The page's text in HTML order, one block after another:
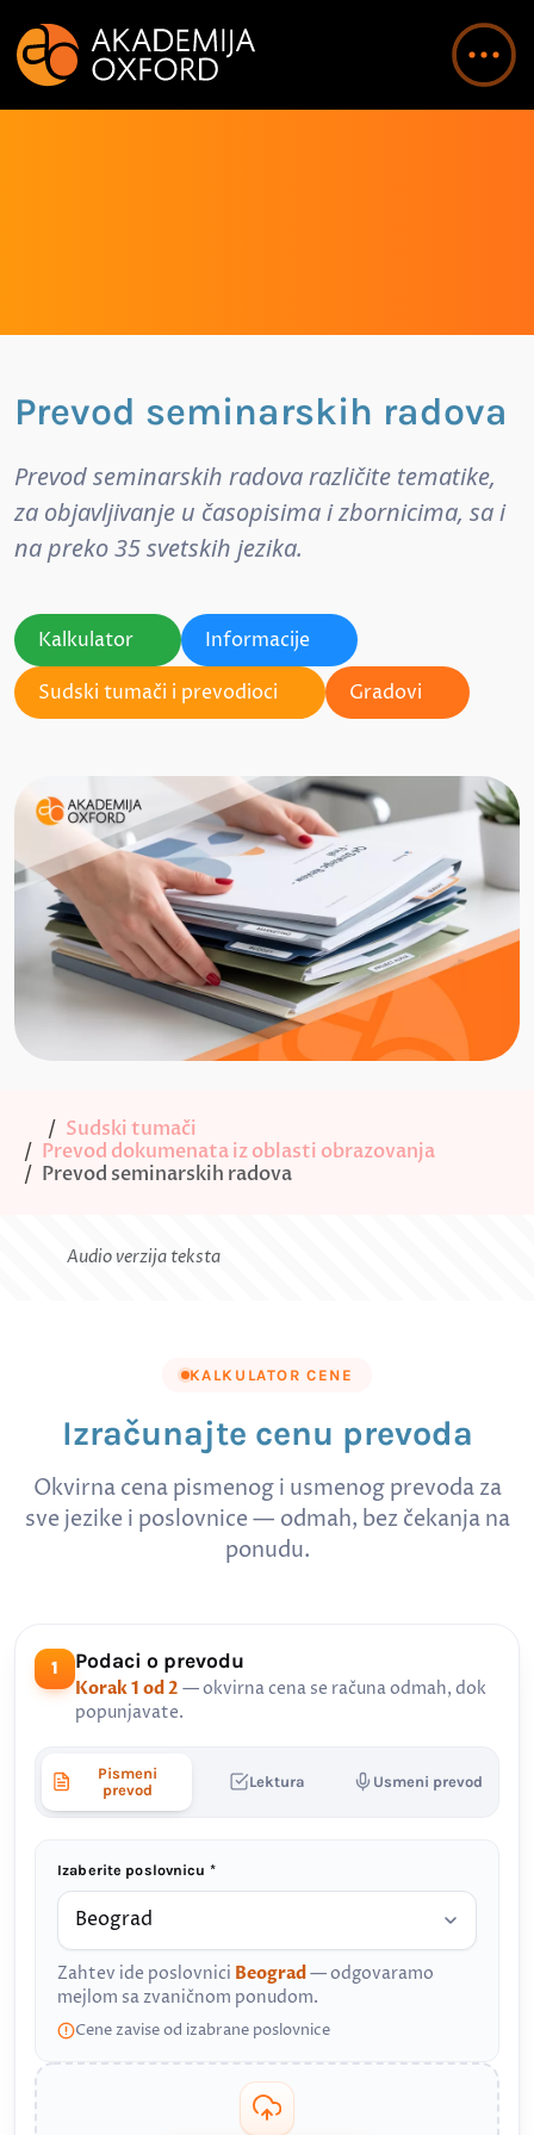
Prevod seminarskih radova
Prevod seminarskih radova različite tematike,
za objavljivanje u časopisima i zbornicima, sa i
na preko 35 svetskih jezika.
Kalkulator
Informacije
Sudski tumači i prevodioci
Gradovi
Sudski tumači
Prevod dokumenata iz oblasti obrazovanja
Prevod seminarskih radova
Audio verzija teksta
KALKULATOR CENE
Izračunajte cenu prevoda
Okvirna cena pismenog i usmenog prevoda za
sve jezike i poslovnice — odmah, bez čekanja na
ponudu.
1 Podaci o prevodu
Korak 1 od 2 — okvirna cena se računa odmah, dok
popunjavate.
Pismeni
prevod
Lektura Usmeni prevod
Izaberite poslovnicu *
Zahtev ide poslovnici Beograd— odgovaramo
mejlom sa zvaničnom ponudom.
Cene zavise od izabrane poslovnice